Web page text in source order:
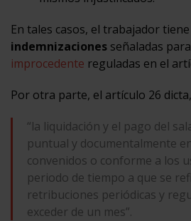
En tales casos, el trabajador
indemnizaciones señaladas
improcedente reguladas en el
Por otra parte, el artículo 26
“la liquidación y el pago del
puntual y documentalmente
convenidos o conforme a los
periodo de tiempo a que se
retribuciones periódicas y
exceder de un mes”.